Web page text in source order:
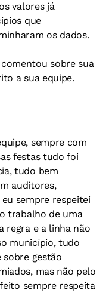
valores já
que
os dados.
sobre sua
a sua equipe.
sempre com
festas tudo foi
tudo bem
auditores,
sempre respeitei
trabalho de uma
regra e a linha não
município, tudo
sobre gestão
mas não pelo
sempre respeita